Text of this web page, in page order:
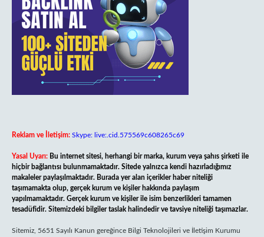
Reklam ve İletişim: Skype: live:.cid.575569c608265c69
Yasal Uyarı: Bu internet sitesi, herhangi bir marka, kurum veya şahıs şirketi ile
hiçbir bağlantısı bulunmamaktadır. Sitede yalnızca kendi hazırladığımız
makaleler paylaşılmaktadır. Burada yer alan içerikler haber niteliği
taşımamakta olup, gerçek kurum ve kişiler hakkında paylaşım
yapılmamaktadır. Gerçek kurum ve kişiler ile isim benzerlikleri tamamen
tesadüfidir. Sitemizdeki bilgiler taslak halindedir ve tavsiye niteliği taşımazlar.
Sitemiz, 5651 Sayılı Kanun gereğince Bilgi Teknolojileri ve İletişim Kurumu